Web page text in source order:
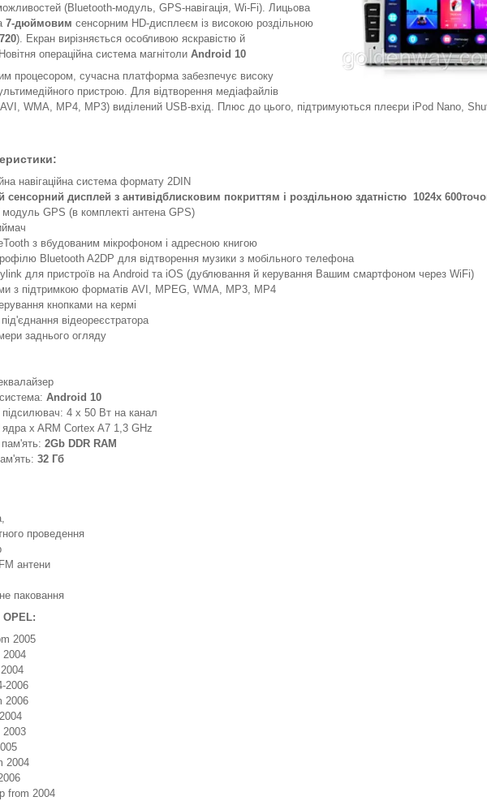
(Bluetooth-модуль, GPS-навігація, Wi-Fi). Лицьова
7-дюймовим сенсорним HD-дисплеєм із високою роздільною
). Екран вирізняється особливою яскравістю й
операційна система магнітоли Android 10
процесором, сучасна платформа забезпечує високу
пристрою. Для відтворення медіафайлів
WMA, MP4, MP3) виділений USB-вхід. Плюс до цього, підтримуються плеєри iPod Nano,
навігаційна система формату 2DIN
дисплей з антивідблисковим покриттям і роздільною здатністю 1024x
GPS (в комплекті антена GPS)
з вбудованим мікрофоном і адресною книгою
Bluetooth A2DP для відтворення музики з мобільного телефона
для пристроїв на Android та iOS (дублювання й керування Вашим смартфоном через WiFi)
з підтримкою форматів AVI, MPEG, WMA, MP3, MP4
кнопками на кермі
відеореєстратора
заднього огляду
Android 10
4 х 50 Вт на канал
x ARM Cortex A7 1,3 GHz
2Gb DDR RAM
32 Гб
проведення
антени
паковання
OPEL:
2005
2004
2006
2006
2003
2004
from 2004